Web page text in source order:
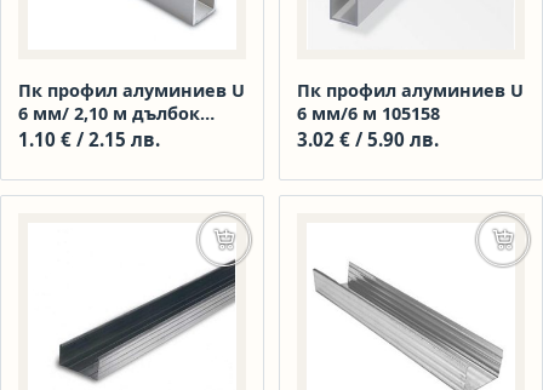
Пк профил алуминиев U
6 мм/ 2,10 м дълбок
110091
1.10 € / 2.15 лв.
Пк профил алуминиев U
6 мм/6 м 105158
3.02 € / 5.90 лв.
Добавяне в количката